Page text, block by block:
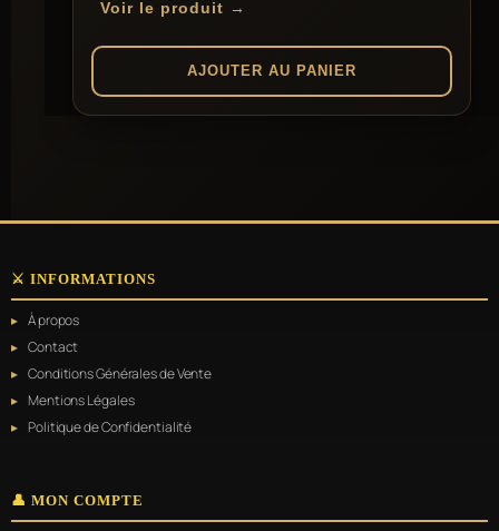
Voir le produit →
AJOUTER AU PANIER
⚔️ INFORMATIONS
À propos
Contact
Conditions Générales de Vente
Mentions Légales
Politique de Confidentialité
👤 MON COMPTE